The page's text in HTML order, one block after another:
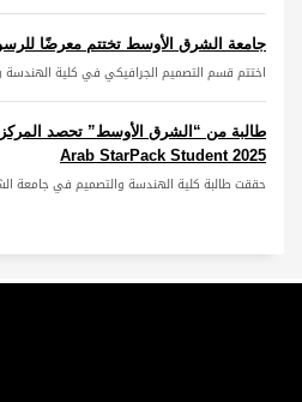
جامعة الشرق الأوسط تختتم معرضًا
اختتم قسم التصميم الجرافيكي في كلية الهندسة
طالبة من “الشرق الأوسط” تحصد
Arab StarPack Student 2025
حققت طالبة كلية الهندسة والتصميم في جامعة